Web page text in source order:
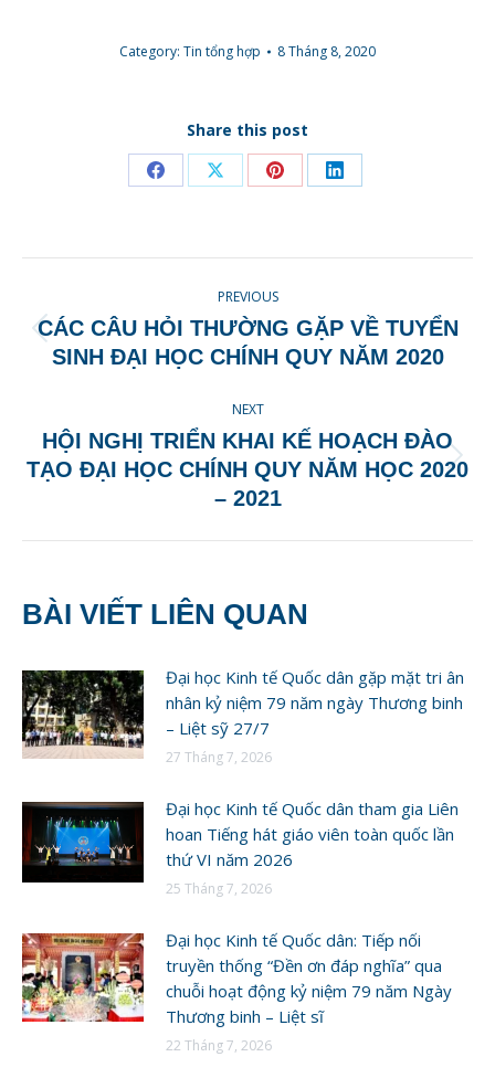
Category: Tin tổng hợp 8 Tháng 8, 2020
Share this post
Share Share Share Share
NAVIGATION
PREVIOUS
Previous
post:
CÁC CÂU HỎI THƯỜNG GẶP VỀ TUYỂN
SINH ĐẠI HỌC CHÍNH QUY NĂM 2020
NEXT
Next
post:
HỘI NGHỊ TRIỂN KHAI KẾ HOẠCH ĐÀO
TẠO ĐẠI HỌC CHÍNH QUY NĂM HỌC 2020
– 2021
BÀI VIẾT LIÊN QUAN
Đại học Kinh tế Quốc dân gặp mặt tri ân
nhân kỷ niệm 79 năm ngày Thương binh
– Liệt sỹ 27/7
27 Tháng 7, 2026
Đại học Kinh tế Quốc dân tham gia Liên
hoan Tiếng hát giáo viên toàn quốc lần
thứ VI năm 2026
25 Tháng 7, 2026
Đại học Kinh tế Quốc dân: Tiếp nối
truyền thống “Đền ơn đáp nghĩa” qua
chuỗi hoạt động kỷ niệm 79 năm Ngày
Thương binh – Liệt sĩ
22 Tháng 7, 2026